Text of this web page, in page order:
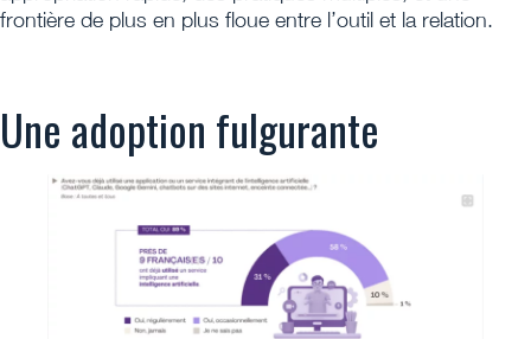
frontière de plus en plus floue entre l’outil et la relation.
Une adoption fulgurante